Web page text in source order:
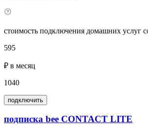
стоимость подключения домашних услуг
595
₽ в месяц
1040
подключить
подписка bee CONTACT LITE